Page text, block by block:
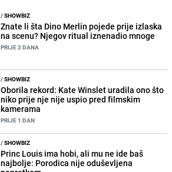
/SHOWBIZ
Znate li šta Dino Merlin pojede prije izlaska
na scenu? Njegov ritual iznenadio mnoge
PRIJE 2 DANA
/SHOWBIZ
Oborila rekord: Kate Winslet uradila ono što
niko prije nje nije uspio pred filmskim
kamerama
PRIJE 1 DAN
/SHOWBIZ
Princ Louis ima hobi, ali mu ne ide baš
najbolje: Porodica nije oduševljena